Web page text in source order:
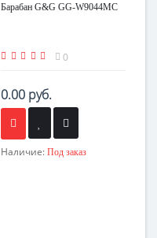
Барабан G&G GG-W9044MC
0
0.00 руб.
Наличие: Под заказ